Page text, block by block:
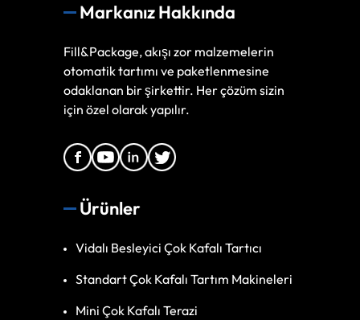
Markanız Hakkında
Fill&Package, akışı zor malzemelerin
otomatik tartımı ve paketlenmesine
odaklanan bir şirkettir. Her çözüm sizin
için özel olarak yapılır.
Ürünler
Vidalı Besleyici Çok Kafalı Tartıcı
Standart Çok Kafalı Tartım Makineleri
Mini Çok Kafalı Terazi